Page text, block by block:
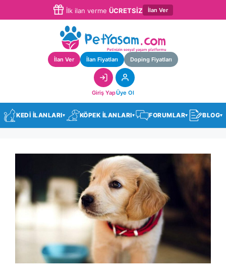
İlk ilan verme ÜCRETSİZ İlan Ver
İlan Ver İlan Fiyatları Doping Fiyatları
Giriş YapÜye Ol
KEDİ İLANLARI▾ KÖPEK İLANLARI▾ FORUMLAR▾ BLOG▾